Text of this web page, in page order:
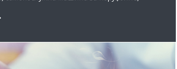
животна средина и енергетика,